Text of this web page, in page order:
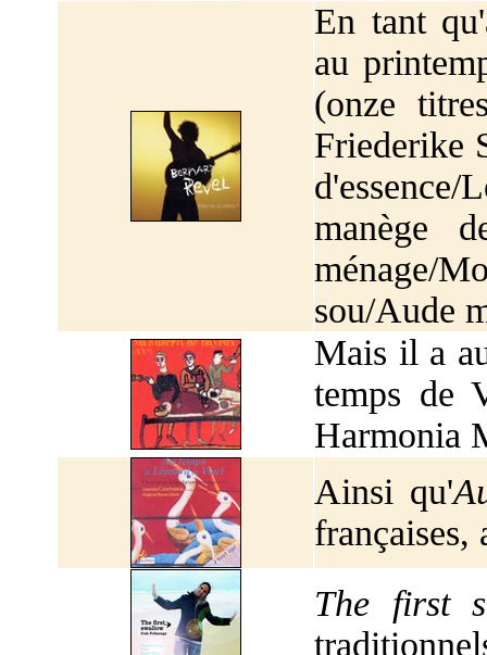
En tant
au
(onze
Friederike
manège
ménage/
sou/Aude
Mais il a
temps de
Harmonia
Ainsi qu'
The first